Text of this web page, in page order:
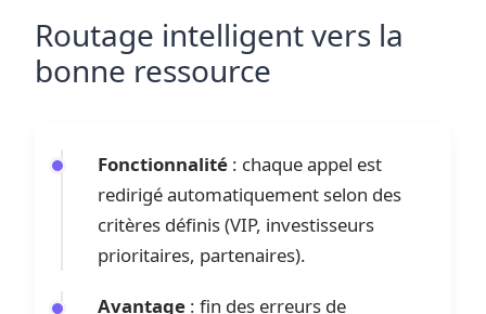
Routage intelligent vers la
bonne ressource
Fonctionnalité : chaque appel est
redirigé automatiquement selon des
critères définis (VIP, investisseurs
prioritaires, partenaires).
Avantage : fin des erreurs de